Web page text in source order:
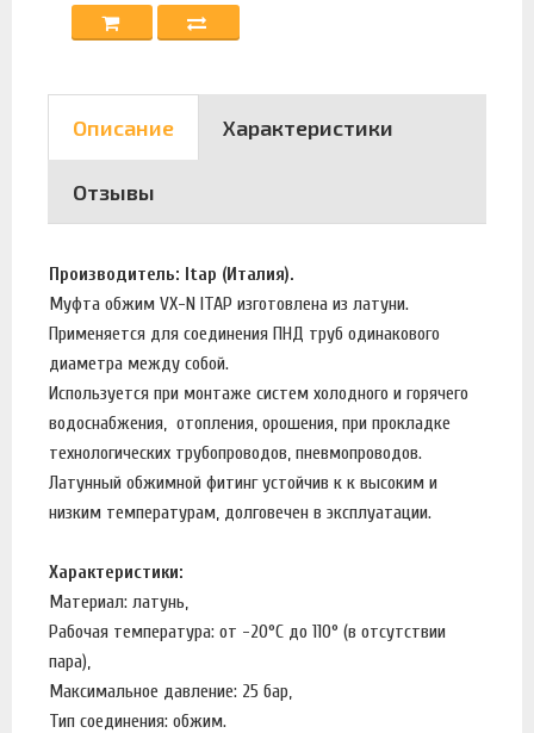
Описание Характеристики
Отзывы
Производитель: Itap (Италия).
Муфта обжим VX-N ITAP изготовлена из латуни.
Применяется для соединения ПНД труб одинакового
диаметра между собой.
Используется при монтаже систем холодного и горячего
водоснабжения, отопления, орошения, при прокладке
технологических трубопроводов, пневмопроводов.
Латунный обжимной фитинг устойчив к к высоким и
низким температурам, долговечен в эксплуатации.
Характеристики:
Материал: латунь,
Рабочая температура: от -20°C до 110° (в отсутствии
пара),
Максимальное давление: 25 бар,
Тип соединения: обжим.